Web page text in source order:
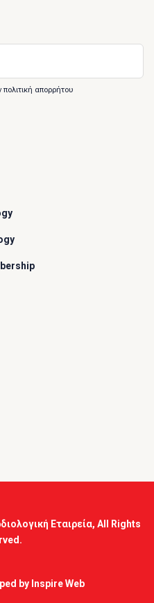
απορρήτου
Εταιρεία, All Rights
by Inspire Web